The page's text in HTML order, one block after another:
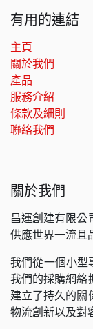
有用的連結
主頁
關於我們
產品
服務介紹
條款及細則
聯絡我們
關於我們
昌運創建有限公
供應世界一流且
我們從一個小型
我們的採購網絡
建立了持久的關
物流創新以及對